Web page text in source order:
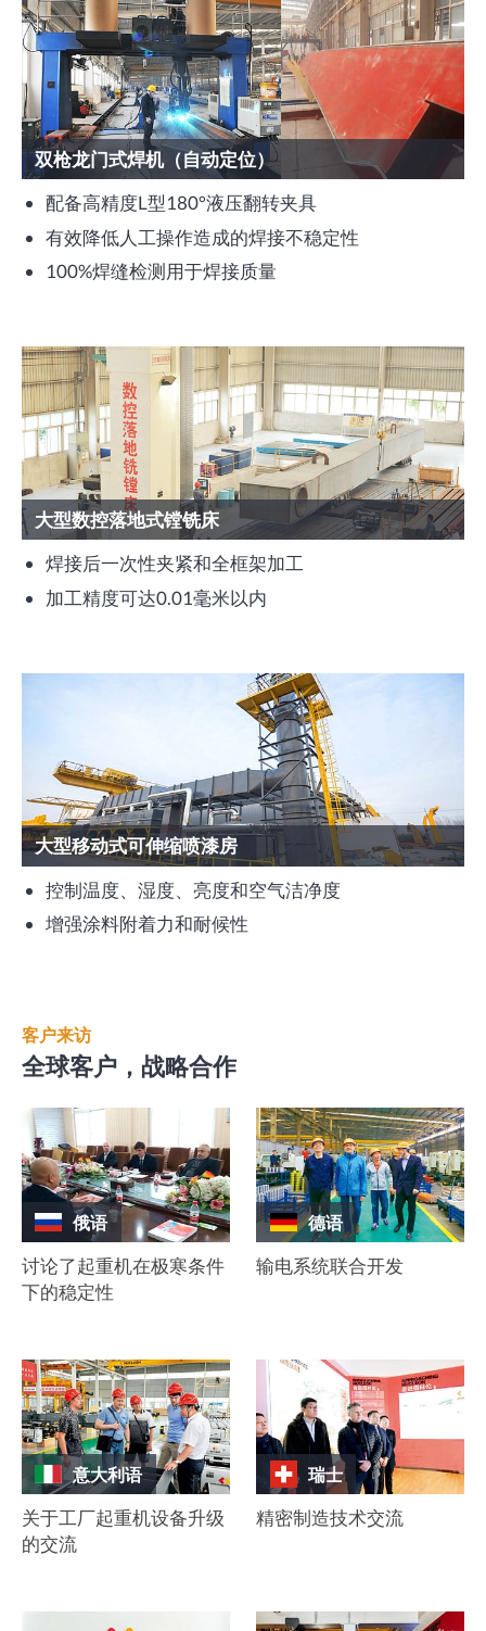
双枪龙门式焊机（自动定位）
配备高精度L型180°液压翻转夹具
有效降低人工操作造成的焊接不稳定性
100%焊缝检测用于焊接质量
大型数控落地式镗铣床
焊接后一次性夹紧和全框架加工
加工精度可达0.01毫米以内
大型移动式可伸缩喷漆房
控制温度、湿度、亮度和空气洁净度
增强涂料附着力和耐候性
客户来访
全球客户，战略合作
俄语
讨论了起重机在极寒条件
下的稳定性
德语
输电系统联合开发
意大利语
关于工厂起重机设备升级
的交流
瑞士
精密制造技术交流